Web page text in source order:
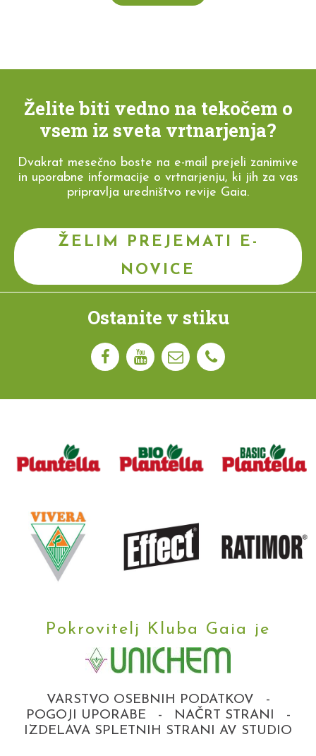
Želite biti vedno na tekočem o
vsem iz sveta vrtnarjenja?
Dvakrat mesečno boste na e-mail prejeli zanimive
in uporabne informacije o vrtnarjenju, ki jih za vas
pripravlja uredništvo revije Gaia.
ŽELIM PREJEMATI E-
NOVICE
Ostanite v stiku
Pokrovitelj Kluba Gaia je
VARSTVO OSEBNIH PODATKOV
-
POGOJI UPORABE
- NAČRT STRANI
-
IZDELAVA SPLETNIH STRANI AV STUDIO